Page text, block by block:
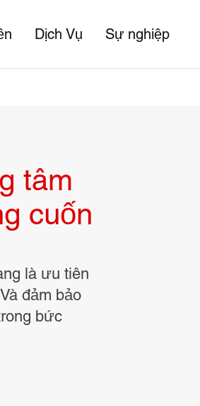
Dịch Vụ Sự nghiệp
tâm
cuốn
là ưu tiên
đảm bảo
bức